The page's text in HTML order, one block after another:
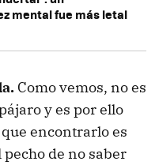
mental fue más letal
Como vemos, no es
y es por ello
que encontrarlo es
de no saber